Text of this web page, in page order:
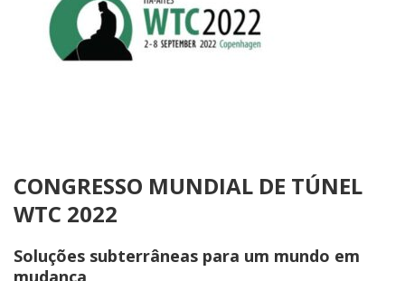
CONGRESSO MUNDIAL DE TÚNEL
WTC 2022
Soluções subterrâneas para um mundo em
mudança